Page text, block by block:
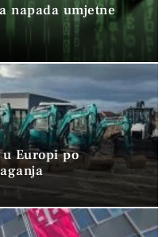
napada umjetne
Europi po